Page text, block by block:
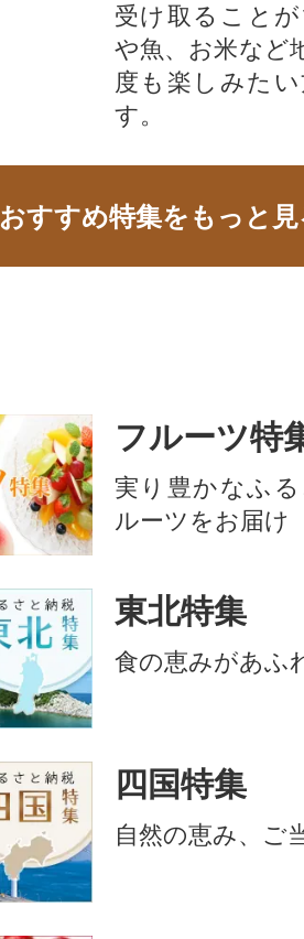
受け取ること
や魚、お米など
度も楽しみた
す。
おすすめ特集をもっと
フルーツ特
実り豊かなふ
ルーツをお届け
東北特集
食の恵みがあふ
四国特集
自然の恵み、ご